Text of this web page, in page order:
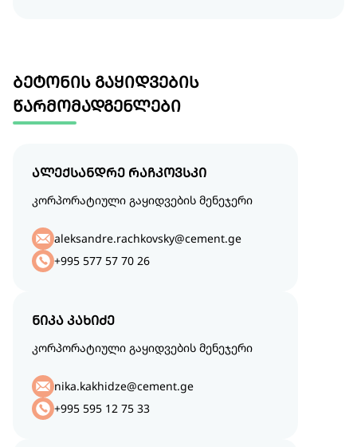
ბეტონის გაყიდვების
წარმომადგენლები
ალექსანდრე რაჩკოვსკი
კორპორატიული გაყიდვების მენეჯერი
aleksandre.rachkovsky@cement.ge
+995 577 57 70 26
ნიკა კახიძე
კორპორატიული გაყიდვების მენეჯერი
nika.kakhidze@cement.ge
+995 595 12 75 33